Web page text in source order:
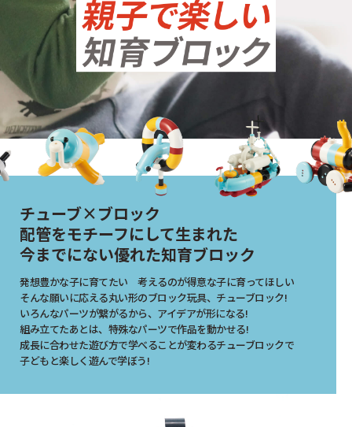
チューブ×ブロック
配管をモチーフにして生まれた
今までにない優れた知育ブロック
発想豊かな子に育てたい 考えるのが得意な子に育ってほしい
そんな願いに応える丸い形のブロック玩具、チューブロック!
いろんなパーツが繋がるから、アイデアが形になる!
組み立てたあとは、特殊なパーツで作品を動かせる!
成⻑に合わせた遊び方で学べることが変わるチューブロックで
子どもと楽しく遊んで学ぼう!